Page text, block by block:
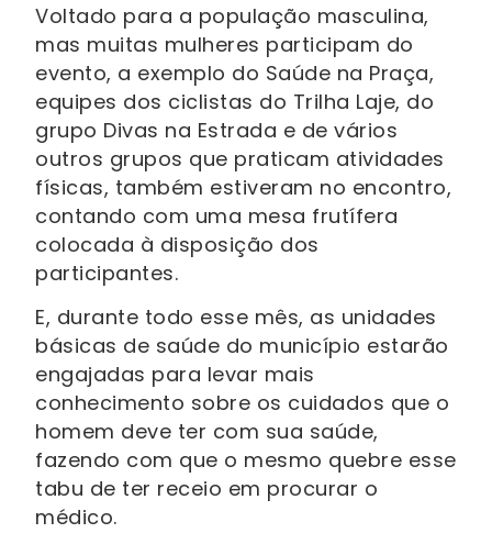
Voltado para a população masculina,
mas muitas mulheres participam do
evento, a exemplo do Saúde na Praça,
equipes dos ciclistas do Trilha Laje, do
grupo Divas na Estrada e de vários
outros grupos que praticam atividades
físicas, também estiveram no encontro,
contando com uma mesa frutífera
colocada à disposição dos
participantes.
E, durante todo esse mês, as unidades
básicas de saúde do município estarão
engajadas para levar mais
conhecimento sobre os cuidados que o
homem deve ter com sua saúde,
fazendo com que o mesmo quebre esse
tabu de ter receio em procurar o
médico.